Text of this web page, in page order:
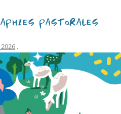
PASTORALES
.